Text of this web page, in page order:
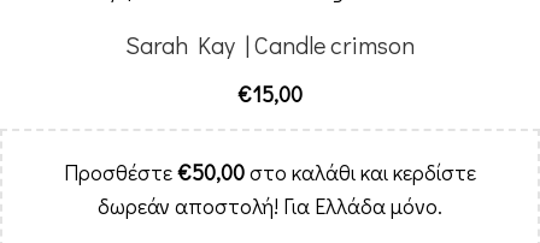
Sarah Kay | Candle crimson
€15,00
Προσθέστε€50,00στο καλάθι και κερδίστε
δωρεάν αποστολή! Για Ελλάδα μόνο.